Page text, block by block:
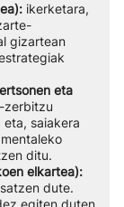
ikerketara,
gizartean
eta
zerbitzu
saiakera
ditu.
elkartea):
dute.
egiten duten